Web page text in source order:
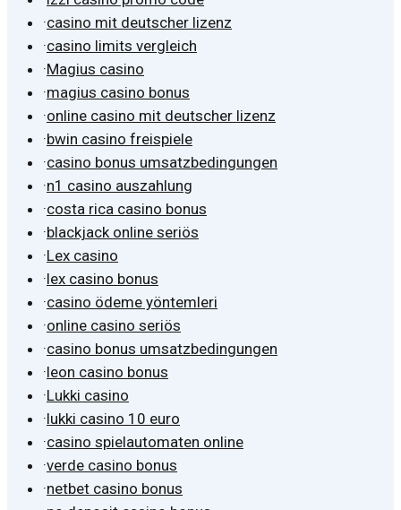
·casino mit deutscher lizenz
·casino limits vergleich
·Magius casino
·magius casino bonus
·online casino mit deutscher lizenz
·bwin casino freispiele
·casino bonus umsatzbedingungen
·n1 casino auszahlung
·costa rica casino bonus
·blackjack online seriös
·Lex casino
·lex casino bonus
·casino ödeme yöntemleri
·online casino seriös
·casino bonus umsatzbedingungen
·leon casino bonus
·Lukki casino
·lukki casino 10 euro
·casino spielautomaten online
·verde casino bonus
·netbet casino bonus